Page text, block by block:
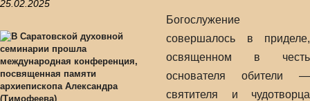
25.02.2025
Богослужение
совершалось в приделе,
освященном в честь
основателя обители —
святителя и чудотворца